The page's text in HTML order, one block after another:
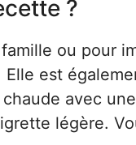
?
ou pour
est
avec
légère.